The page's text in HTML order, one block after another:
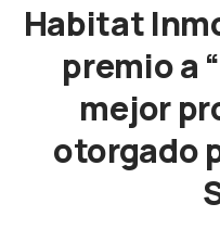
Habitat
premio a
mejor
otorgado